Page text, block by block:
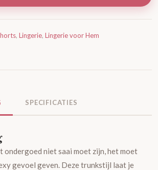
, Lingerie, Lingerie voor Hem
SPECIFICATIES
niet saai moet zijn, het moet
gevoel geven. Deze trunkstijl laat je